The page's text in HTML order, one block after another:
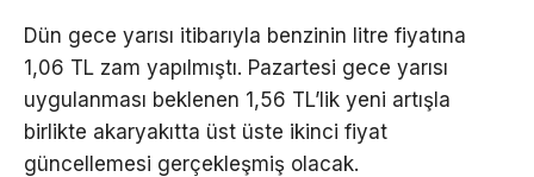
Dün gece yarısı itibarıyla benzinin litre fiyatına
1,06 TL zam yapılmıştı. Pazartesi gece yarısı
uygulanması beklenen 1,56 TL’lik yeni artışla
birlikte akaryakıtta üst üste ikinci fiyat
güncellemesi gerçekleşmiş olacak.